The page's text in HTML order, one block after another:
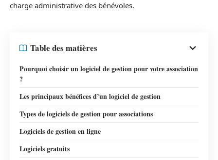
charge administrative des bénévoles.
Table des matières
Pourquoi choisir un logiciel de gestion pour votre association
?
Les principaux bénéfices d’un logiciel de gestion
Types de logiciels de gestion pour associations
Logiciels de gestion en ligne
Logiciels gratuits